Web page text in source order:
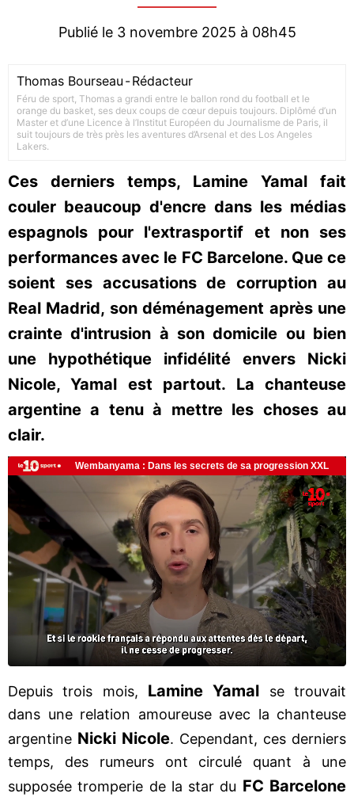
Publié le 3 novembre 2025 à 08h45
Thomas Bourseau -Rédacteur
Féru de sport, Thomas a grandi entre le ballon rond du football et le
orange du basket, ses deux coups de cœur depuis toujours. Diplômé d’un
Master et d’une Licence à l’Institut Européen du Journalisme de Paris, il
suit toujours de très près les aventures d’Arsenal et des Los Angeles
Lakers.
Ces derniers temps, Lamine Yamal fait
couler beaucoup d'encre dans les médias
espagnols pour l'extrasportif et non ses
performances avec le FC Barcelone. Que ce
soient ses accusations de corruption au
Real Madrid, son déménagement après une
crainte d'intrusion à son domicile ou bien
une hypothétique infidélité envers Nicki
Nicole, Yamal est partout. La chanteuse
argentine a tenu à mettre les choses au
clair.
Depuis trois mois, Lamine Yamal
se trouvait
dans une relation amoureuse avec la chanteuse
argentine Nicki Nicole. Cependant, ces derniers
temps, des rumeurs ont circulé quant à une
supposée tromperie de la star du FC Barcelone